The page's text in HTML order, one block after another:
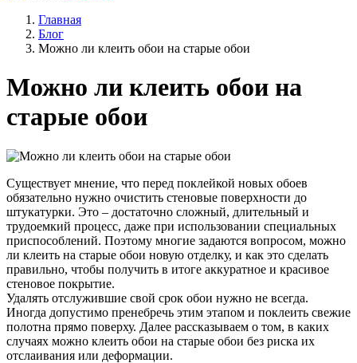
Главная
Блог
Можно ли клеить обои на старые обои
Можно ли клеить обои на
старые обои
Существует мнение, что перед поклейкой новых обоев
обязательно нужно очистить стеновые поверхности до
штукатурки. Это – достаточно сложный, длительный и
трудоемкий процесс, даже при использовании специальных
приспособлений. Поэтому многие задаются вопросом, можно
ли клеить на старые обои новую отделку, и как это сделать
правильно, чтобы получить в итоге аккуратное и красивое
стеновое покрытие.
Удалять отслужившие свой срок обои нужно не всегда.
Иногда допустимо пренебречь этим этапом и поклеить свежие
полотна прямо поверху. Далее рассказываем о том, в каких
случаях можно клеить обои на старые обои без риска их
отслаивания или деформации.